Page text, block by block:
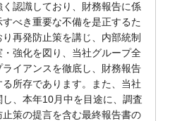
認識しており、財務報告に係
べき重要な不備を是正するた
再発防止策を講じ、内部統制
強化を図り、当社グループ全
イアンスを徹底し、財務報告
所存であります。また、当社
、本年10月中を目途に、調査
策の提言を含む最終報告書の